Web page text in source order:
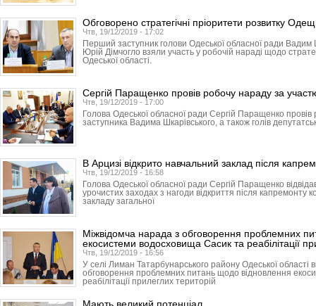
Обговорено стратегічні пріоритети розвитку
Чтв, 19/12/2019 - 17:02
Перший заступник голови Одеської обласної ради Вадим
Юрій Дімчогло взяли участь у робочій нараді щодо
Одеської області.
Сергій Паращенко провів робочу нараду за
Чтв, 19/12/2019 - 17:00
Голова Одеської обласної ради Сергій Паращенко
заступника Вадима Шкарівського, а також голів
В Арцизі відкрито навчальний заклад після
Чтв, 19/12/2019 - 16:58
Голова Одеської обласної ради Сергій Паращенко
урочистих заходах з нагоди відкриття після капремонту
закладу загальної
Міжвідомча нарада з обговорення проблемних
екосистеми водосховища Сасик та реабілітації
Чтв, 19/12/2019 - 16:56
У селі Лиман Татарбунарського району Одеської області
обговорення проблемних питань щодо відновлення
реабілітації прилеглих територій